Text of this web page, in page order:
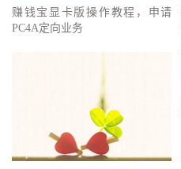
赚钱宝显卡版操作教程，申请
PC4A定向业务